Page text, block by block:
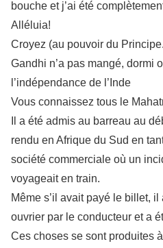
bouche et j’ai été
Alléluia!
Croyez (au pouvoir du
Gandhi n’a pas mangé, dormi
l’indépendance de l’Inde
Vous connaissez tous le
Il a été admis au barreau au
rendu en Afrique du Sud en
société commerciale où un
voyageait en train.
Même s’il avait payé le billet,
ouvrier par le conducteur et a
Ces choses se sont produites